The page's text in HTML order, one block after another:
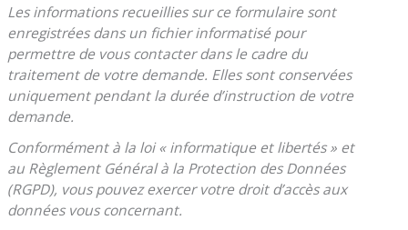
Les informations recueillies sur ce formulaire sont
enregistrées dans un fichier informatisé pour
permettre de vous contacter dans le cadre du
traitement de votre demande. Elles sont conservées
uniquement pendant la durée d’instruction de votre
demande.
Conformément à la loi « informatique et libertés » et
au Règlement Général à la Protection des Données
(RGPD), vous pouvez exercer votre droit d’accès aux
données vous concernant.